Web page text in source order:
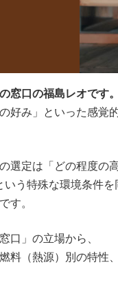
窓口の福島レオです。
好み」といった感覚
選定は「どの程度の
いう特殊な環境条件
す。
口」の立場から、
料（熱源）別の特性